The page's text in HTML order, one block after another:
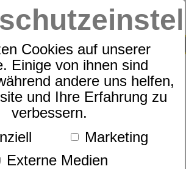
Cookies auf unserer
Einige von ihnen sind
andere uns helfen,
und Ihre Erfahrung zu
verbessern.
Marketing
Externe Medien
SUCHE
0
Mikroperlen-
AKBA aus
und
Weihrauchöl